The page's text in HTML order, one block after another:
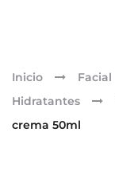
Inicio Facial
Hidratantes
crema 50ml